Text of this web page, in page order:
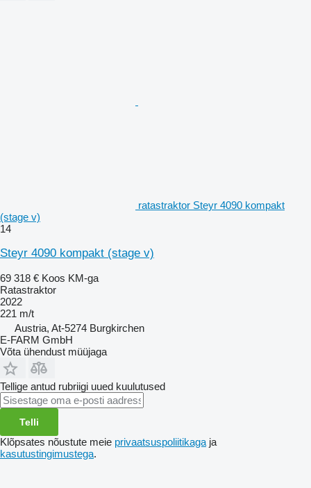
ratastraktor Steyr 4090 kompakt
(stage v)
14
Steyr 4090 kompakt (stage v)
69 318 € Koos KM-ga
Ratastraktor
2022
221 m/t
Austria, At-5274 Burgkirchen
E-FARM GmbH
Võta ühendust müüjaga
Tellige antud rubriigi uued kuulutused
Telli
Klõpsates nõustute meie privaatsuspoliitikaga ja
kasutustingimustega.